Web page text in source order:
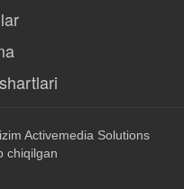
Activemedia Solutions
chiqilgan